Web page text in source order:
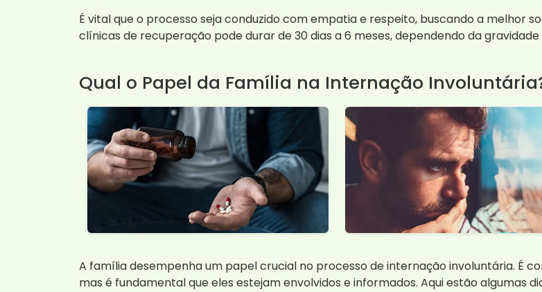
É vital que o processo seja conduzido com empatia e respeito, buscando a melhor
clínicas de recuperação pode durar de 30 dias a 6 meses, dependendo da
Qual o Papel da Família na Internação
A família desempenha um papel crucial no processo de internação involuntária. É
mas é fundamental que eles estejam envolvidos e informados. Aqui estão algumas